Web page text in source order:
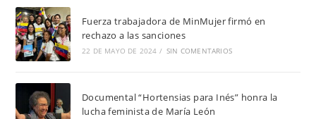
Fuerza trabajadora de MinMujer firmó en
rechazo a las sanciones
22 DE MAYO DE 2024 / SIN COMENTARIOS
Documental “Hortensias para Inés” honra la
lucha feminista de María León